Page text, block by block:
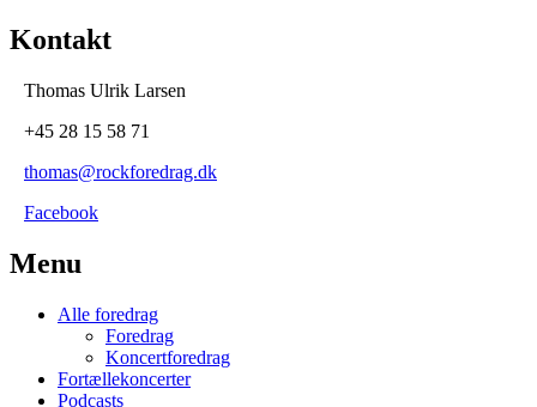
Kontakt
Thomas Ulrik Larsen
+45 28 15 58 71
thomas@rockforedrag.dk
Facebook
Menu
Alle foredrag
Foredrag
Koncertforedrag
Fortællekoncerter
Podcasts